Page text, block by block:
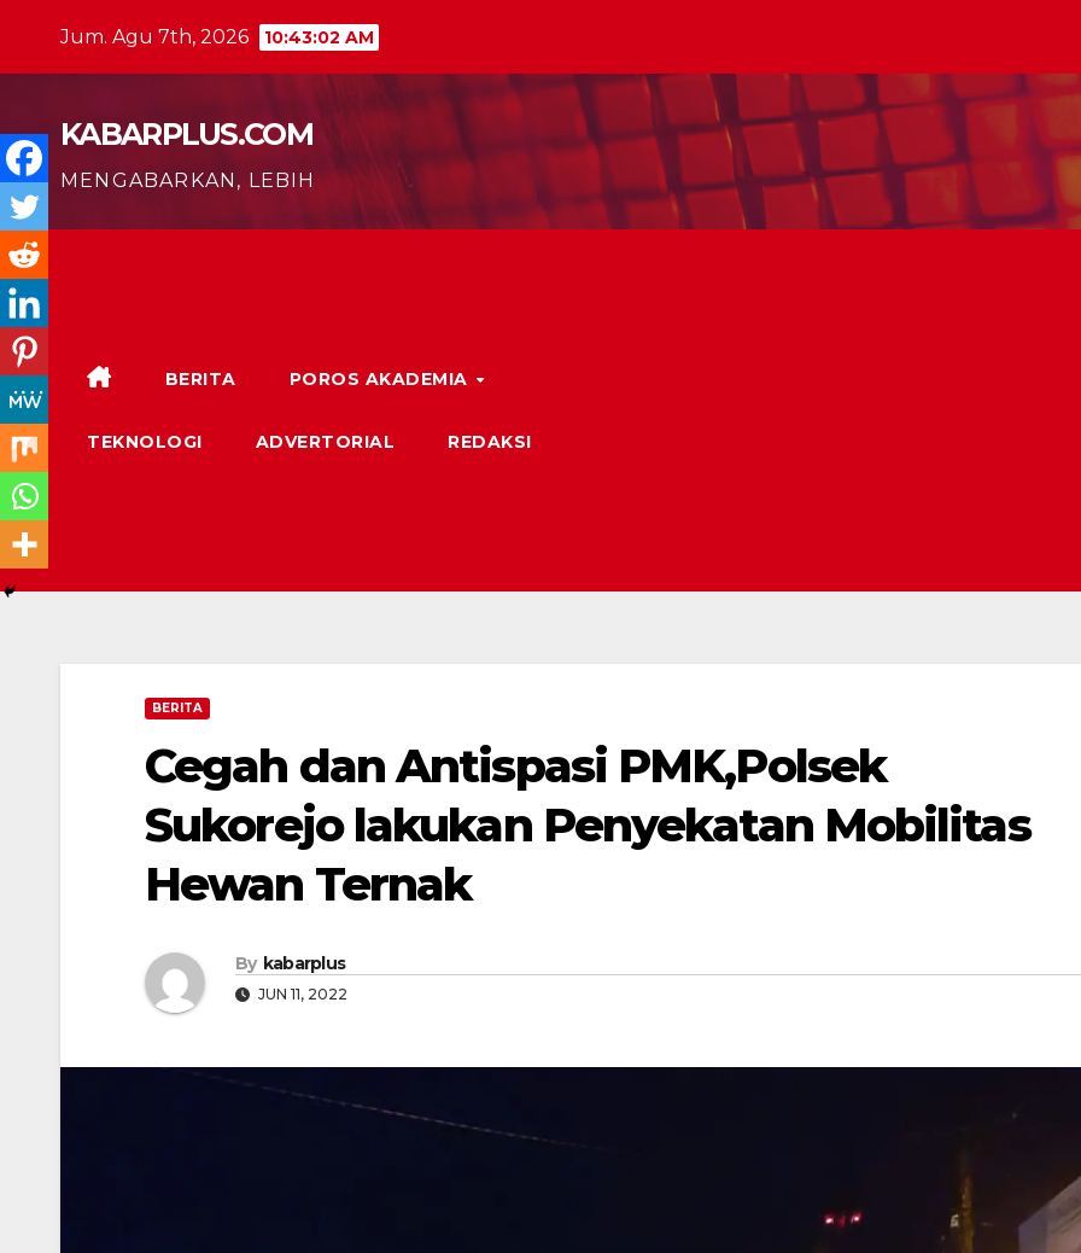
Jum. Agu 7th, 2026 10:43:03 AM
KABARPLUS.COM
MENGABARKAN, LEBIH
BERITA POROS AKADEMIA
TEKNOLOGI ADVERTORIAL REDAKSI
BERITA
Cegah dan Antispasi PMK,Polsek
Sukorejo lakukan Penyekatan Mobilitas
Hewan Ternak
By kabarplus
JUN 11, 2022
Selamat datang di